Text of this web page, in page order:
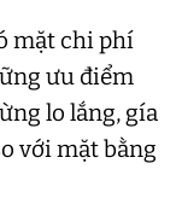
mặt chi phí
ưu điểm
lo lắng, gía
với mặt bằng